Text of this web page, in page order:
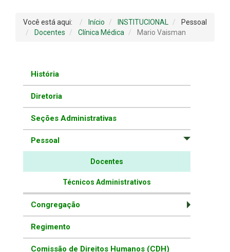
Você está aqui: Início INSTITUCIONAL
Pessoal
Docentes
Clínica Médica Mario Vaisman
História
Diretoria
Seções Administrativas
Pessoal
Docentes
Técnicos Administrativos
Congregação
Regimento
Comissão de Direitos Humanos (CDH)